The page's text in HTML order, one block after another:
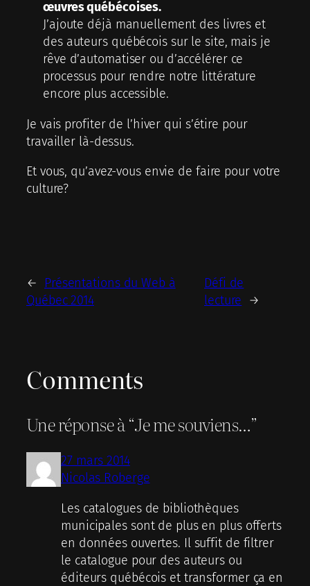
œuvres québécoises.
J’ajoute déjà manuellement des livres et
des auteurs québécois sur le site, mais je
rêve d’automatiser ou d’accélérer ce
processus pour rendre notre littérature
encore plus accessible.
Je vais profiter de l’hiver qui s’étire pour
travailler là-dessus.
Et vous, qu’avez-vous envie de faire pour votre
culture?
←
Présentations du Web à
Québec 2014
Défi de
lecture →
Comments
Une réponse à “Je me souviens…”
27 mars 2014
Nicolas Roberge
Les catalogues de bibliothèques
municipales sont de plus en plus offerts
en données ouvertes. Il suffit de filtrer
le catalogue pour des auteurs ou
éditeurs québécois et transformer ça en